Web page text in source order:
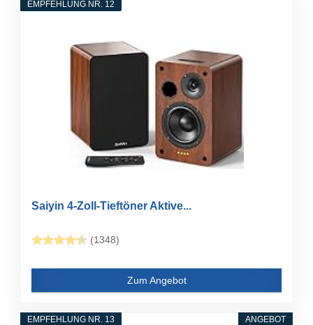
EMPFEHLUNG NR. 12
Saiyin 4-Zoll-Tieftöner Aktive...
(1348)
Zum Angebot
ANGEBOT
EMPFEHLUNG NR. 13